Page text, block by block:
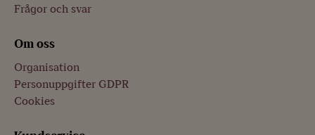
Frågor och svar
Om oss
Organisation
Personuppgifter GDPR
Cookies